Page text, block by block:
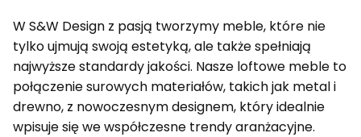
W S&W Design z pasją tworzymy meble, które nie
tylko ujmują swoją estetyką, ale także spełniają
najwyższe standardy jakości. Nasze loftowe meble to
połączenie surowych materiałów, takich jak metal i
drewno, z nowoczesnym designem, który idealnie
wpisuje się we współczesne trendy aranżacyjne.